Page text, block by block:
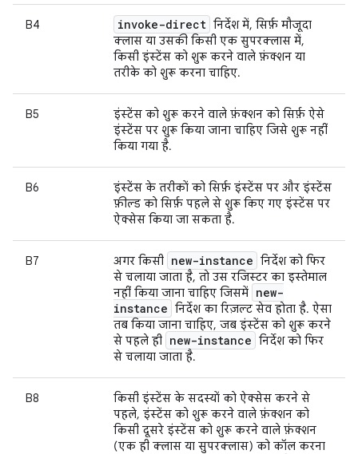
B4 invoke-direct निर्देश में, सिर्फ़ मौजूदा
क्लास या उसकी किसी एक सुपरक्लास में,
किसी इंस्टेंस को शुरू करने वाले फ़ंक्शन या
तरीके को शुरू करना चाहिए.
B5
इंस्टेंस को शुरू करने वाले फ़ंक्शन को सिर्फ़ ऐसे
इंस्टेंस पर शुरू किया जाना चाहिए जिसे शुरू नहीं
किया गया है.
B6
इंस्टेंस के तरीकों को सिर्फ़ इंस्टेंस पर और इंस्टेंस
फ़ील्ड को सिर्फ़ पहले से शुरू किए गए इंस्टेंस पर
ऐक्सेस किया जा सकता है.
B7 अगर किसी new-instance निर्देश को फिर
से चलाया जाता है, तो उस रजिस्टर का इस्तेमाल
नहीं किया जाना चाहिए जिसमें new-
instance निर्देश का रिज़ल्ट सेव होता है. ऐसा
तब किया जाना चाहिए, जब इंस्टेंस को शुरू करने
से पहले ही new-instance निर्देश को फिर
से चलाया जाता है.
B8
किसी इंस्टेंस के सदस्यों को ऐक्सेस करने से
पहले, इंस्टेंस को शुरू करने वाले फ़ंक्शन को
किसी दूसरे इंस्टेंस को शुरू करने वाले फ़ंक्शन
(एक ही क्लास या सुपरक्लास) को कॉल करना